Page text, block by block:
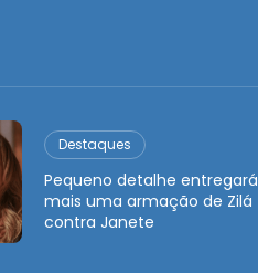
Destaques
Pequeno detalhe entregará
mais uma armação de Zilá
contra Janete